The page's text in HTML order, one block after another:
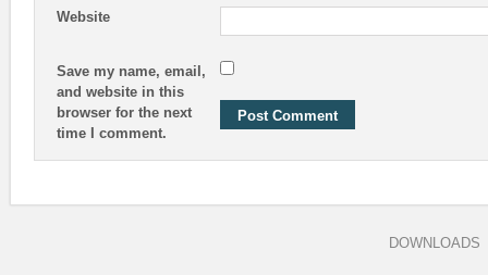
Website
Save my name, email,
and website in this
browser for the next
time I comment.
DOWNLOADS